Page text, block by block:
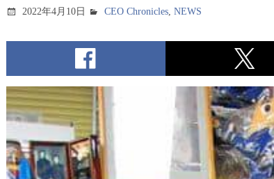
2022年4月10日 CEO Chronicles,NEWS